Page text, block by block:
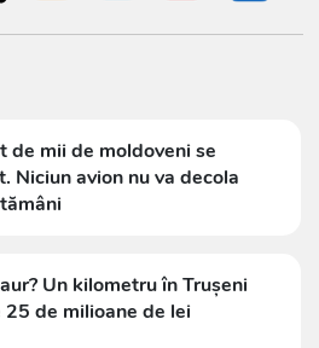
mii de moldoveni se
Niciun avion nu va decola
Un kilometru în Trușeni
de milioane de lei